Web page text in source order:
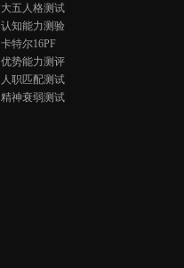
大五人格测试
认知能力测验
卡特尔16PF
优势能力测评
人职匹配测试
精神衰弱测试